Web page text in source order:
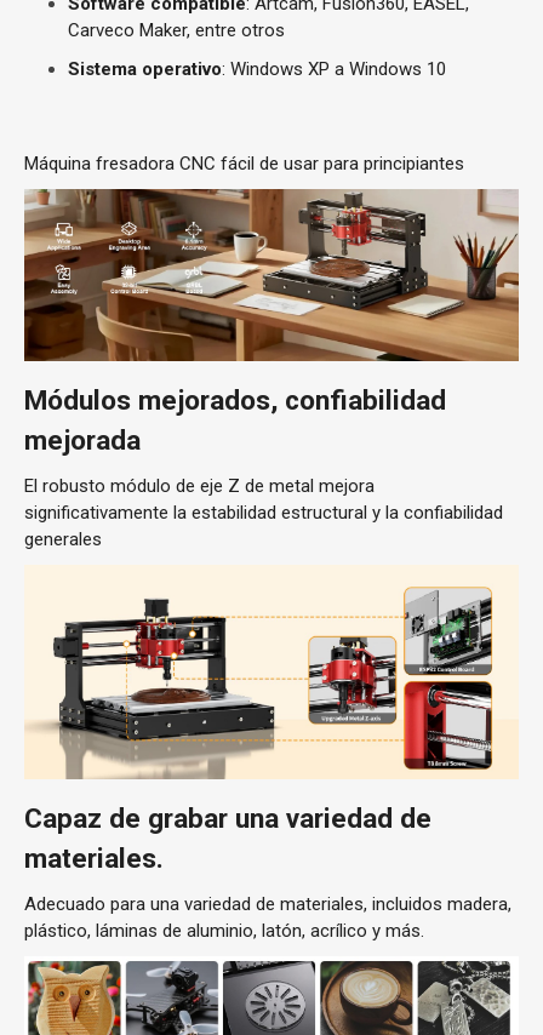
Carveco Maker, entre otros
Sistema operativo: Windows XP a Windows 10
Máquina fresadora CNC fácil de usar para principiantes
Módulos mejorados, confiabilidad
mejorada
El robusto módulo de eje Z de metal mejora
significativamente la estabilidad estructural y la confiabilidad
generales
Capaz de grabar una variedad de
materiales.
Adecuado para una variedad de materiales, incluidos madera,
plástico, láminas de aluminio, latón, acrílico y más.